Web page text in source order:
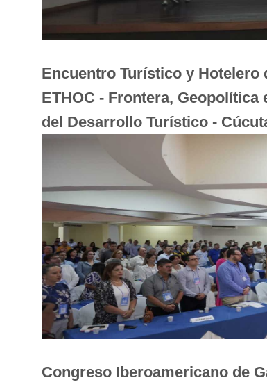
Encuentro Turístico y Hotelero
ETHOC - Frontera,
del Desarrollo Turístico -
Congreso Iberoamericano de